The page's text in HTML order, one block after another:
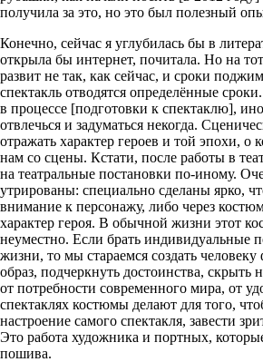
получила за это, но это был полезный
Конечно, сейчас я углубилась бы в
открыла бы интернет, почитала. Но на
развит не так, как сейчас, и сроки
спектакль отводятся определённые
в процессе [подготовки к спектаклю],
отвлечься и задуматься некогда.
отражать характер героев и той эпохи, о
нам со сцены. Кстати, после работы в
на театральные постановки по-иному.
утрированы: специально сделаны ярко,
внимание к персонажу, либо через
характер героя. В обычной жизни этот
неуместно. Если брать индивидуальные
жизни, то мы стараемся создать
образ, подчеркнуть достоинства, скрыть
от потребности современного мира, от
спектаклях костюмы делают для того,
настроение самого спектакля, завести
Это работа художника и портных,
пошива.